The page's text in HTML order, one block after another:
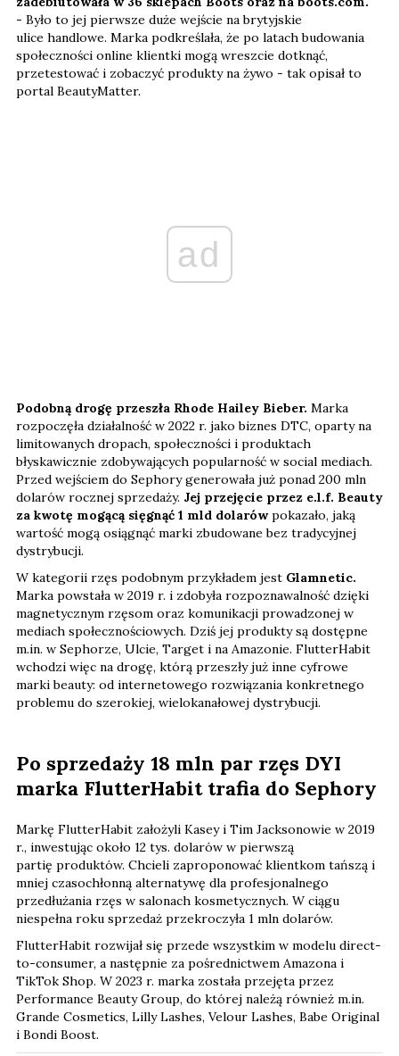
- Było to jej pierwsze duże wejście na brytyjskie
ulice handlowe. Marka podkreślała, że po latach budowania
społeczności online klientki mogą wreszcie dotknąć,
przetestować i zobaczyć produkty na żywo - tak opisał to
portal BeautyMatter.
ad
Podobną drogę przeszła Rhode Hailey Bieber. Marka
rozpoczęła działalność w 2022 r. jako biznes DTC, oparty na
limitowanych dropach, społeczności i produktach
błyskawicznie zdobywających popularność w social mediach.
Przed wejściem do Sephory generowała już ponad 200 mln
dolarów rocznej sprzedaży. Jej przejęcie przez e.l.f. Beauty
za kwotę mogącą sięgnąć 1 mld dolarówpokazało, jaką
wartość mogą osiągnąć marki zbudowane bez tradycyjnej
dystrybucji.
W kategorii rzęs podobnym przykładem jest Glamnetic.
Marka powstała w 2019 r. i zdobyła rozpoznawalność dzięki
magnetycznym rzęsom oraz komunikacji prowadzonej w
mediach społecznościowych. Dziś jej produkty są dostępne
m.in. w Sephorze, Ulcie, Target i na Amazonie. FlutterHabit
wchodzi więc na drogę, którą przeszły już inne cyfrowe
marki beauty: od internetowego rozwiązania konkretnego
problemu do szerokiej, wielokanałowej dystrybucji.
Po sprzedaży 18 mln par rzęs DYI
marka FlutterHabit trafia do Sephory
Markę FlutterHabit założyli Kasey i Tim Jacksonowie w 2019
r., inwestując około 12 tys. dolarów w pierwszą
partię produktów. Chcieli zaproponować klientkom tańszą i
mniej czasochłonną alternatywę dla profesjonalnego
przedłużania rzęs w salonach kosmetycznych. W ciągu
niespełna roku sprzedaż przekroczyła 1 mln dolarów.
FlutterHabit rozwijał się przede wszystkim w modelu direct-
to-consumer, a następnie za pośrednictwem Amazona i
TikTok Shop. W 2023 r. marka została przejęta przez
Performance Beauty Group, do której należą również m.in.
Grande Cosmetics, Lilly Lashes, Velour Lashes, Babe Original
i Bondi Boost.